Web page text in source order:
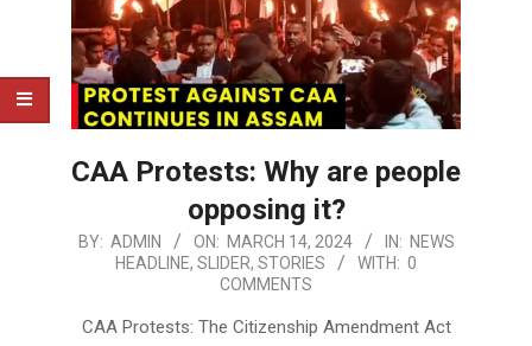
CAA Protests: Why are people
opposing it?
2024-
BY: ADMIN ON: MARCH 14, 2024 IN: NEWS
HEADLINE, SLIDER, STORIES WITH: 0
COMMENTS
CAA Protests: The Citizenship Amendment Act